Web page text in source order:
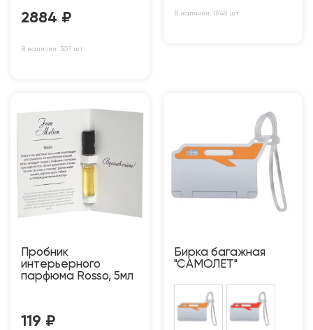
2884 ₽
В наличии: 307 шт
В наличии: 1848 шт
Пробник
интерьерного
парфюма Rosso, 5мл
119 ₽
Бирка багажная
"САМОЛЕТ"